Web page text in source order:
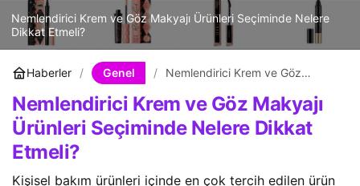
Nemlendirici Krem ve Göz Makyajı Ürünleri Seçiminde Nelere
Dikkat Etmeli?
Haberler Genel
Nemlendirici Krem ve Göz
Nelere Dikkat Etmeli?
Nemlendirici Krem ve Göz Makyajı
Ürünleri Seçiminde Nelere Dikkat
Etmeli?
Kişisel bakım ürünleri içinde en çok tercih edilen ürün